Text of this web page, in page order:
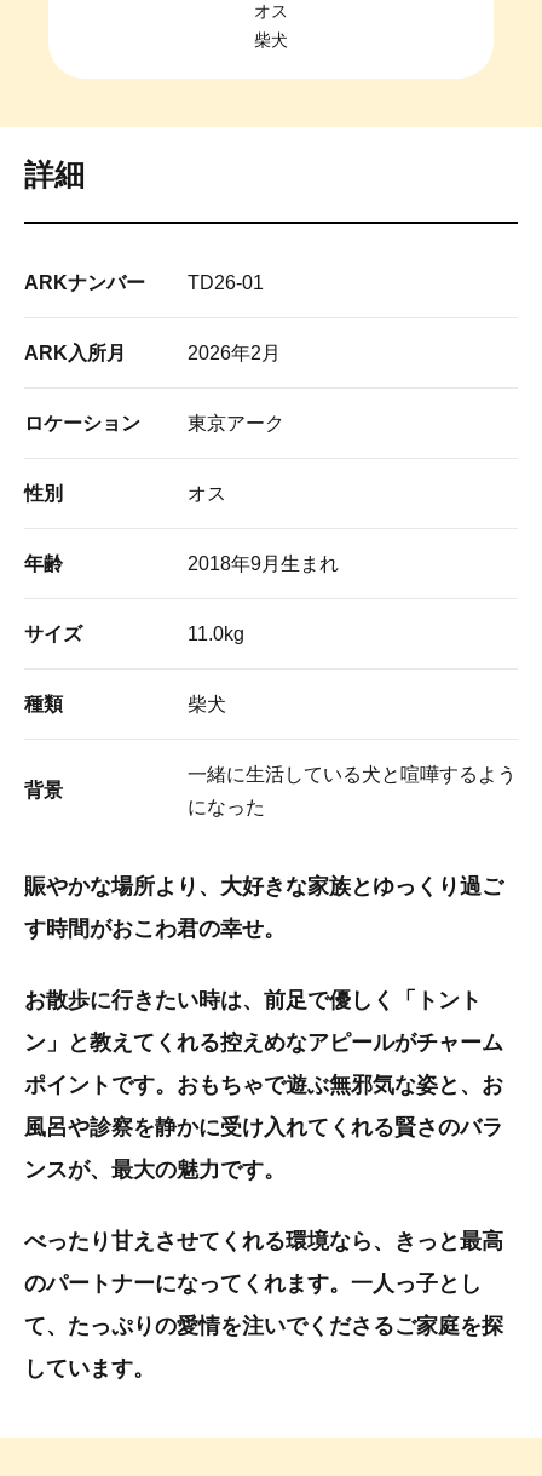
オス
柴犬
詳細
ARKナンバー TD26-01
ARK入所月 2026年2月
ロケーション 東京アーク
性別 オス
年齢 2018年9月生まれ
サイズ 11.0kg
種類 柴犬
背景
一緒に生活している犬と喧嘩するよう
になった
賑やかな場所より、大好きな家族とゆっくり過ご
す時間がおこわ君の幸せ。
お散歩に行きたい時は、前足で優しく「トント
ン」と教えてくれる控えめなアピールがチャーム
ポイントです。おもちゃで遊ぶ無邪気な姿と、お
風呂や診察を静かに受け入れてくれる賢さのバラ
ンスが、最大の魅力です。
べったり甘えさせてくれる環境なら、きっと最高
のパートナーになってくれます。一人っ子とし
て、たっぷりの愛情を注いでくださるご家庭を探
しています。